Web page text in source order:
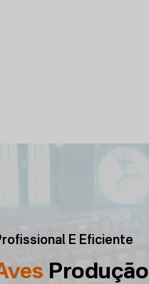
E Eficiente
Produção